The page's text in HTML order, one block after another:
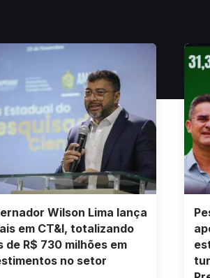
Wilson Lima lança
em CT&I, totalizando
de R$ 730 milhões em
no setor